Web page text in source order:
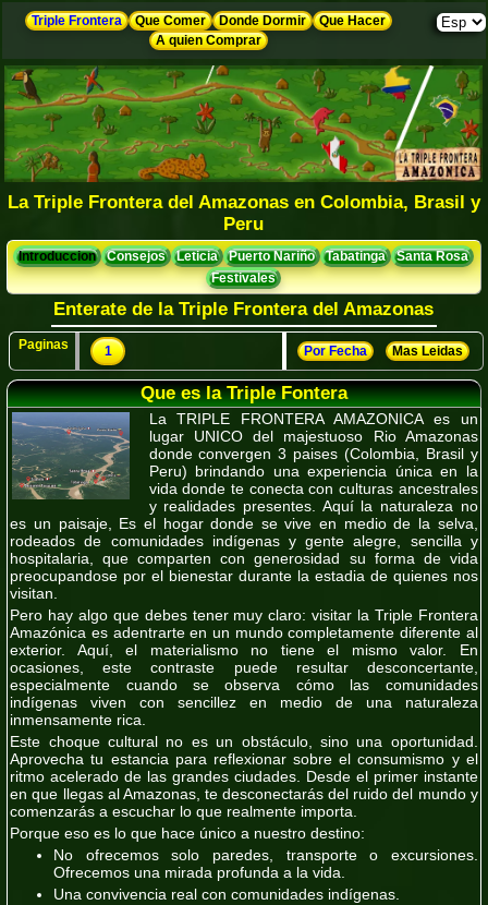
Triple Frontera Que Comer Donde Dormir
Que Hacer
A quien Comprar
La Triple Frontera del Amazonas en Colombia, Brasil y
Peru
Introduccion Consejos Leticia Puerto Nariño Tabatinga
Santa Rosa
Festivales
Enterate de la Triple Frontera del Amazonas
Paginas 1 Por Fecha Mas Leidas
Que es la Triple Fontera
La TRIPLE FRONTERA AMAZONICA es un
lugar UNICO del majestuoso Rio Amazonas
donde convergen 3 paises (Colombia, Brasil y
Peru) brindando una experiencia única en la
vida donde te conecta con culturas ancestrales
y realidades presentes. Aquí la naturaleza no
es un paisaje, Es el hogar donde se vive en medio de la selva,
rodeados de comunidades indígenas y gente alegre, sencilla y
hospitalaria, que comparten con generosidad su forma de vida
preocupandose por el bienestar durante la estadia de quienes nos
visitan.
Pero hay algo que debes tener muy claro: visitar la Triple Frontera
Amazónica es adentrarte en un mundo completamente diferente al
exterior. Aquí, el materialismo no tiene el mismo valor. En
ocasiones, este contraste puede resultar desconcertante,
especialmente cuando se observa cómo las comunidades
indígenas viven con sencillez en medio de una naturaleza
inmensamente rica.
Este choque cultural no es un obstáculo, sino una oportunidad.
Aprovecha tu estancia para reflexionar sobre el consumismo y el
ritmo acelerado de las grandes ciudades. Desde el primer instante
en que llegas al Amazonas, te desconectarás del ruido del mundo y
comenzarás a escuchar lo que realmente importa.
Porque eso es lo que hace único a nuestro destino:
No ofrecemos solo paredes, transporte o excursiones.
Ofrecemos una mirada profunda a la vida.
Una convivencia real con comunidades indígenas.